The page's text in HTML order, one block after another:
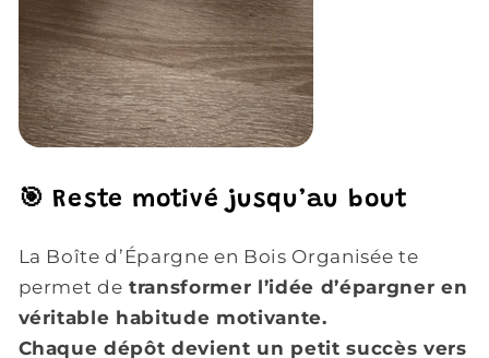
🎯 Reste motivé jusqu’au bout
La Boîte d’Épargne en Bois Organisée te
permet de transformer l’idée d’épargner en
véritable habitude motivante.
Chaque dépôt devient un petit succès vers